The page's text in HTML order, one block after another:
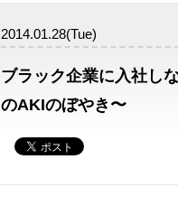
2014.01.28(Tue)
ブラック企業に入社し
のAKIのぼやき〜